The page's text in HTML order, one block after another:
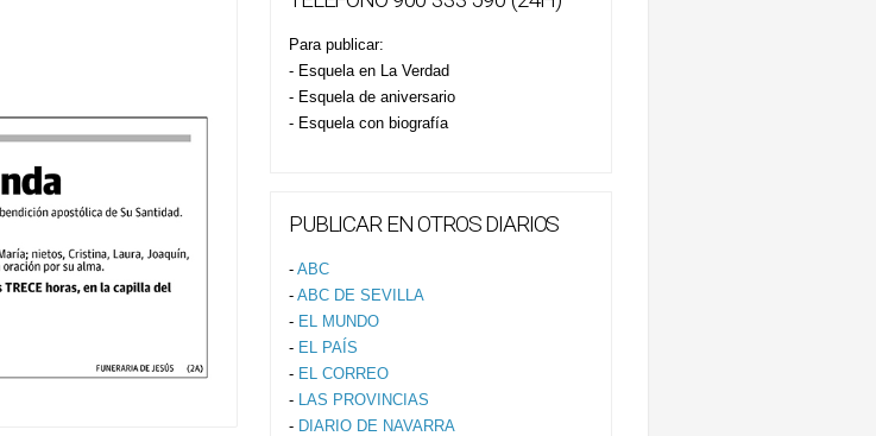
Para publicar:
- Esquela en La Verdad
- Esquela de aniversario
- Esquela con biografía
PUBLICAR EN OTROS DIARIOS
- ABC
- ABC DE SEVILLA
- EL MUNDO
- EL PAÍS
- EL CORREO
- LAS PROVINCIAS
- DIARIO DE NAVARRA